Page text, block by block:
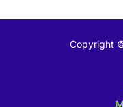
Copyright